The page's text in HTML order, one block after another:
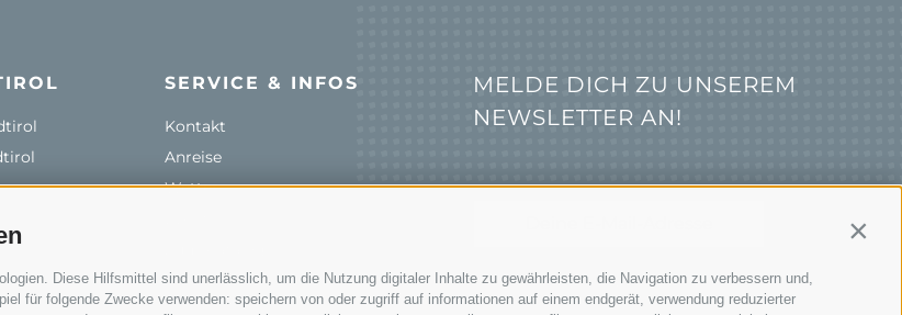
Diese Hilfsmittel sind unerlässlich, um die Nutzung digitaler Inhalte zu gewährleisten, die Navigation zu verbessern und,
für folgende Zwecke verwenden: speichern von oder zugriff auf informationen auf einem endgerät, verwendung reduzierter
SERVICE & INFOS
Kontakt
Anreise
Wetter
MELDE DICH ZU UNSEREM
NEWSLETTER AN!
JETZT ANMELDEN